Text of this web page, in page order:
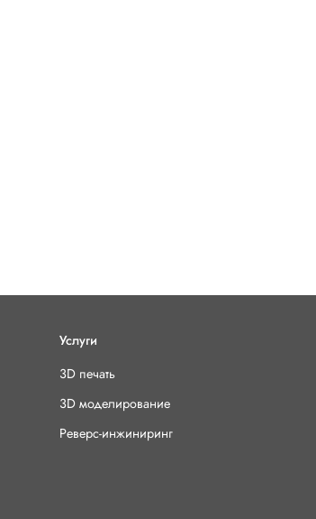
Услуги
3D печать
3D моделирование
Реверс-инжиниринг